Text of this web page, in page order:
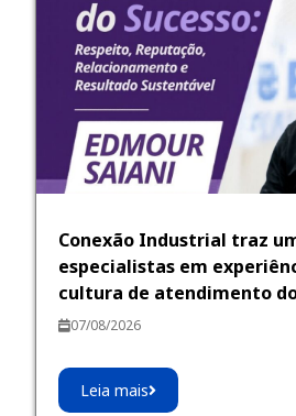
Conexão Industrial traz
especialistas em
cultura de atendimento
07/08/2026
Leia mais